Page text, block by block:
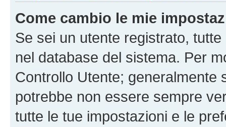
Come cambio le mie
Se sei un utente registrato,
nel database del sistema. Per
Controllo Utente; generalmente
potrebbe non essere sempre
tutte le tue impostazioni e le